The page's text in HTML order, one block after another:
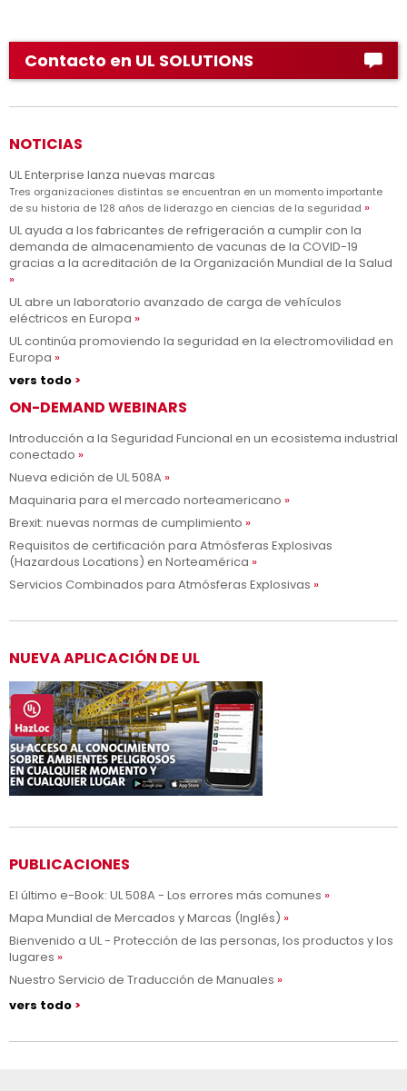
Contacto en UL SOLUTIONS
NOTICIAS
UL Enterprise lanza nuevas marcas
Tres organizaciones distintas se encuentran en un momento importante
de su historia de 128 años de liderazgo en ciencias de la seguridad
UL ayuda a los fabricantes de refrigeración a cumplir con la
demanda de almacenamiento de vacunas de la COVID-19
gracias a la acreditación de la Organización Mundial de la Salud
UL abre un laboratorio avanzado de carga de vehículos
eléctricos en Europa
UL continúa promoviendo la seguridad en la electromovilidad en
Europa
vers todo
ON-DEMAND WEBINARS
Introducción a la Seguridad Funcional en un ecosistema industrial
conectado
Nueva edición de UL 508A
Maquinaria para el mercado norteamericano
Brexit: nuevas normas de cumplimiento
Requisitos de certificación para Atmósferas Explosivas
(Hazardous Locations) en Norteamérica
Servicios Combinados para Atmósferas Explosivas
NUEVA APLICACIÓN DE UL
PUBLICACIONES
El último e-Book: UL 508A - Los errores más comunes
Mapa Mundial de Mercados y Marcas (Inglés)
Bienvenido a UL - Protección de las personas, los productos y los
lugares
Nuestro Servicio de Traducción de Manuales
vers todo